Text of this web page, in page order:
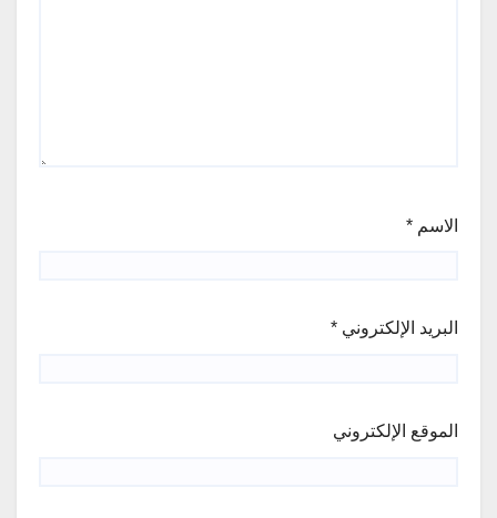
الاسم *
البريد الإلكتروني *
الموقع الإلكتروني